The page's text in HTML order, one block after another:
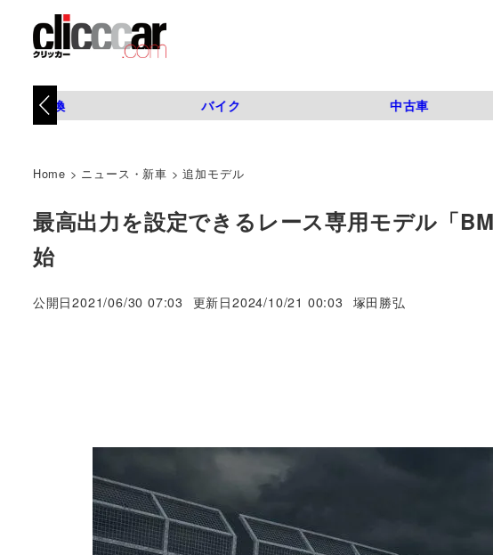
タイヤ交換 バイク 中古車
Home > ニュース・新車 >追加モデル
最高出力を設定できるレース専用モデル「
始
公開日2021/06/30 07:03 更新日2024/10/21 00:03
著
塚田勝弘